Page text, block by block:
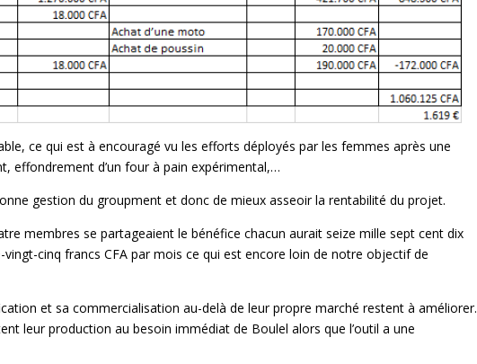
ce qui est à encouragé vu les efforts déployés par les femmes après une
effondrement d’un four à pain expérimental,…
gestion du groupment et donc de mieux asseoir la rentabilité du projet.
membres se partageaient le bénéfice chacun aurait seize mille sept cent dix
cinq francs CFA par mois ce qui est encore loin de notre objectif de
et sa commercialisation au-delà de leur propre marché restent à améliorer.
leur production au besoin immédiat de Boulel alors que l’outil a une